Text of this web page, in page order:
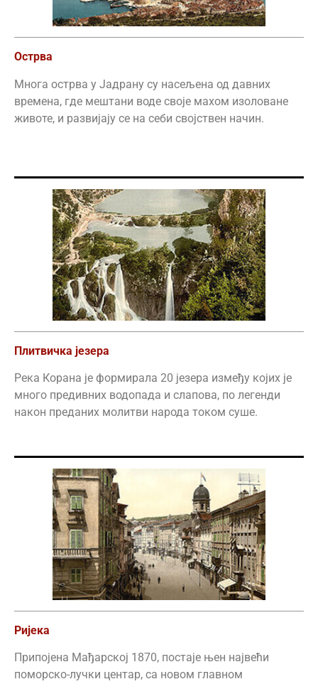
Острва
Многа острва у Јадрану су насељена од давних
времена, где мештани воде своје махом изоловане
животе, и развијају се на себи својствен начин.
Плитвичка језера
Река Корана је формирала 20 језера између којих је
много предивних водопада и слапова, по легенди
након преданих молитви народа током суше.
Ријека
Припојена Мађарској 1870, постаје њен највећи
поморско-лучки центар, са новом главном